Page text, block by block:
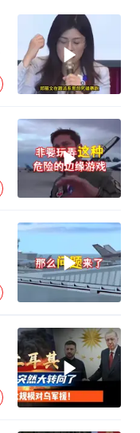
伊朗最高领袖将任命数名高级指挥官
广岛长崎的昨天未必不会是日本的明天